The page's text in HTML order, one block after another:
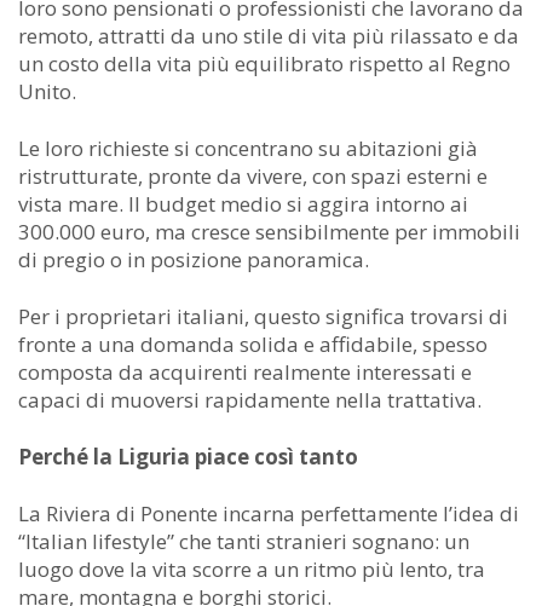
loro sono pensionati o professionisti che lavorano da
remoto, attratti da uno stile di vita più rilassato e da
un costo della vita più equilibrato rispetto al Regno
Unito.
Le loro richieste si concentrano su abitazioni già
ristrutturate, pronte da vivere, con spazi esterni e
vista mare. Il budget medio si aggira intorno ai
300.000 euro, ma cresce sensibilmente per immobili
di pregio o in posizione panoramica.
Per i proprietari italiani, questo significa trovarsi di
fronte a una domanda solida e affidabile, spesso
composta da acquirenti realmente interessati e
capaci di muoversi rapidamente nella trattativa.
Perché la Liguria piace così tanto
La Riviera di Ponente incarna perfettamente l’idea di
“Italian lifestyle” che tanti stranieri sognano: un
luogo dove la vita scorre a un ritmo più lento, tra
mare, montagna e borghi storici.